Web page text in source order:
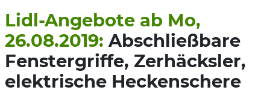
Lidl-Angebote ab Mo,
26.08.2019: Abschließbare
Fenstergriffe, Zerhäcksler,
elektrische Heckenschere